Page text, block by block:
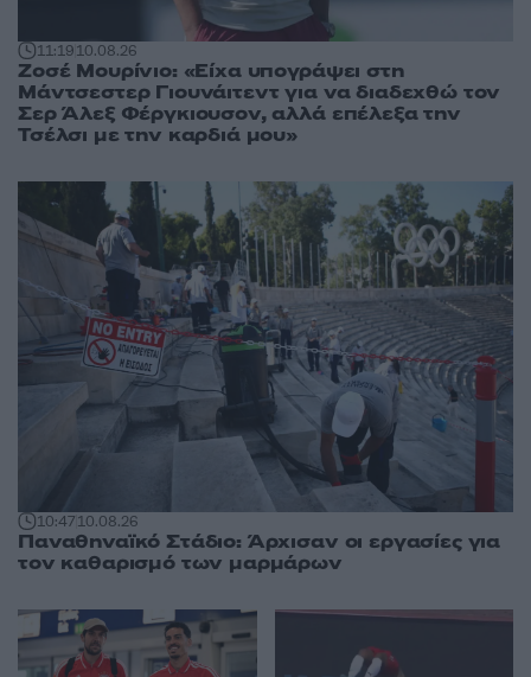
11:1910.08.26
Ζοσέ Μουρίνιο: «Είχα υπογράψει στη
Μάντσεστερ Γιουνάιτεντ για να διαδεχθώ τον
Σερ Άλεξ Φέργκιουσον, αλλά επέλεξα την
Τσέλσι με την καρδιά μου»
10:4710.08.26
Παναθηναϊκό Στάδιο: Άρχισαν οι εργασίες για
τον καθαρισμό των μαρμάρων